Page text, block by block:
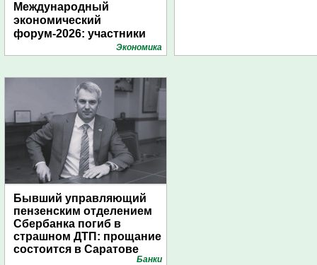
Международный
экономический
форум-2026: участники
подготовили креативные
Экономика
Бывший управляющий
пензенским отделением
Сбербанка погиб в
страшном ДТП: прощание
состоится в Саратове
Банки